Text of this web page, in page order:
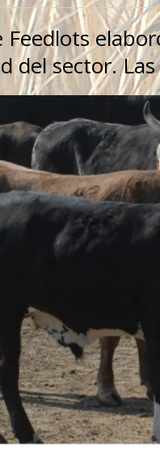
del sector. Las